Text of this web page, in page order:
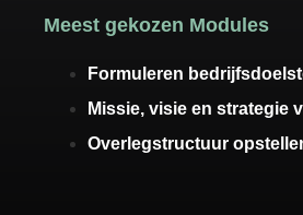
Meest gekozen Modules
Formuleren
Missie, visie en strategie
Overlegstructuur